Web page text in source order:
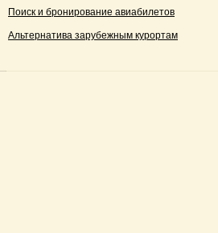
Поиск и бронирование авиабилетов
Альтернатива зарубежным курортам